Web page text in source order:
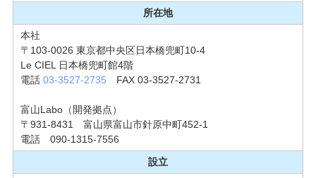
所在地
本社
〒103-0026 東京都中央区日本橋兜町10-4
Le CIEL 日本橋兜町館4階
電話 03-3527-2735 FAX 03-3527-2731
富山Labo（開発拠点）
〒931-8431 富山県富山市針原中町452-1
電話 090-1315-7556
設立